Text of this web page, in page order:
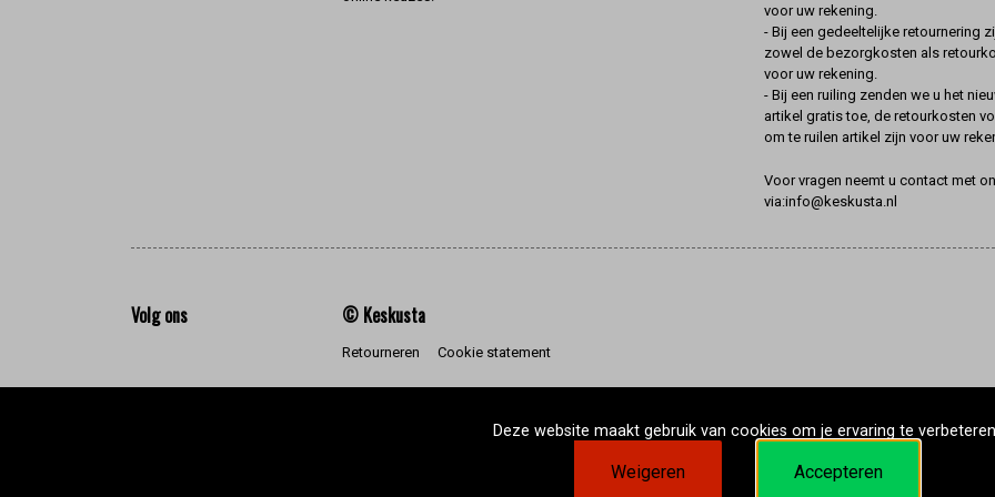
voor uw rekening.
- Bij een gedeeltelijke retournering
zowel de bezorgkosten als
voor uw rekening.
- Bij een ruiling zenden we u het
artikel gratis toe, de retourkosten
om te ruilen artikel zijn voor uw
Voor vragen neemt u contact met
via:info@keskusta.nl
Volg ons © Keskusta
Retourneren Cookie statement
Deze website maakt gebruik van cookies om je ervaring te
Weigeren Accepteren